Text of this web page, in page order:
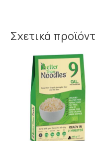
Σχετικά